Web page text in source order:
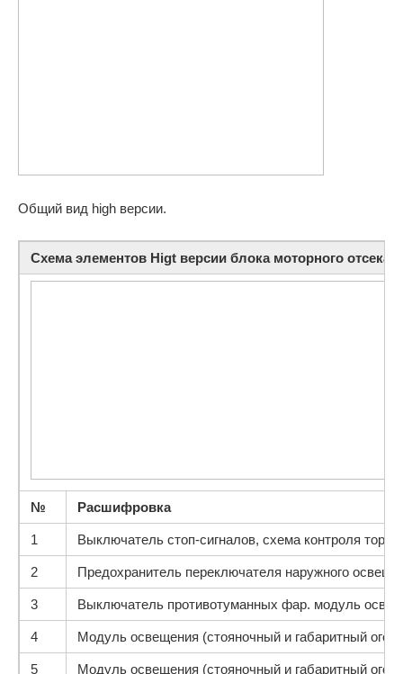
Общий вид high версии.
Схема элементов Higt версии блока моторного отсека
№ Расшифровка
1 Выключатель стоп-сигналов, схема контроля
2 Предохранитель переключателя наружного
3 Выключатель противотуманных фар. модуль
4 Модуль освещения (стояночный и габаритный
5 Модуль освещения (стояночный и габаритный